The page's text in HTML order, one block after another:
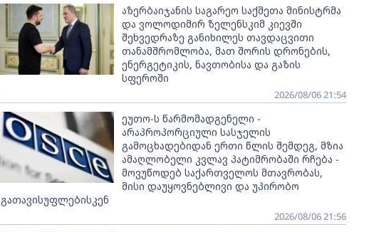
აზერბაიჯანის საგარეო საქმეთა მინისტრმა
და ვოლოდიმირ ზელენსკიმ კიევში
შეხვედრაზე განიხილეს თავდაცვითი
თანამშრომლობა, მათ შორის დრონების,
ენერგეტიკის, ნავთობისა და გაზის
სფეროში
2026/08/06 21:54
ეუთო-ს წარმომადგენელი -
არაპროპორციული სასჯელის
გამოცხადებიდან ერთი წლის შემდეგ, მზია
ამაღლობელი კვლავ პატიმრობაში რჩება -
მოვუწოდებ საქართველოს მთავრობას,
მისი დაუყოვნებლივი და უპირობო
გათავისუფლებისკენ
2026/08/06 21:56